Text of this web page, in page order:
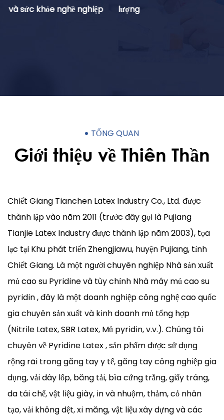
và sức khỏe nghề nghiệp
lượng
TỔNG QUAN
Giới thiệu về Thiên Thần
Chiết Giang Tianchen Latex Industry Co., Ltd. được
thành lập vào năm 2011 (trước đây gọi là Pujiang
Tianjie Latex Industry được thành lập năm 2003), tọa
lạc tại Khu phát triển Zhengjiawu, huyện Pujiang, tỉnh
Chiết Giang. Là một người chuyên nghiệp Nhà sản xuất
mủ cao su Pyridinevà tùy chỉnh Nhà máy mủ cao su
pyridin, đây là một doanh nghiệp công nghệ cao quốc
gia chuyên sản xuất và kinh doanh mủ tổng hợp
(Nitrile Latex, SBR Latex, Mủ pyridin, v.v.). Chúng tôi
chuyên về Pyridine Latex, sản phẩm được sử dụng
rộng rãi trong găng tay y tế, găng tay công nghiệp gia
dụng, vải dây lốp, băng tải, bìa cứng trắng, giấy tráng,
da tái chế, vật liệu giày, in và nhuộm, thảm, cỏ nhân
tạo, vải không dệt, xi măng, vật liệu xây dựng và các